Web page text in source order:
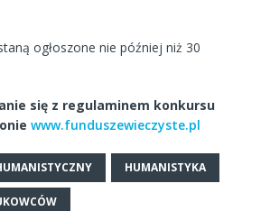
ogłoszone nie później niż 30
się z regulaminem konkursu
www.funduszewieczyste.pl
HUMANISTYKA